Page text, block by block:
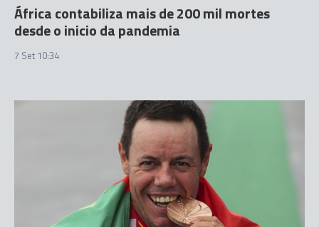
África contabiliza mais de 200 mil mortes
desde o inicio da pandemia
7 Set 10:34